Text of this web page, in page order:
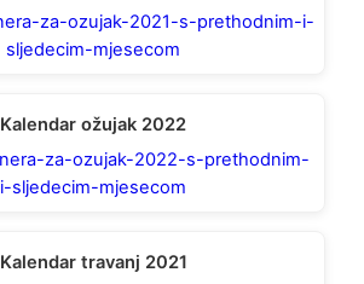
Kalendar ožujak 2022
Kalendar travanj 2021